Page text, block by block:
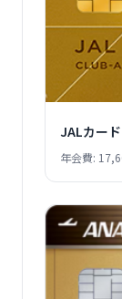
JALカー
年会費: